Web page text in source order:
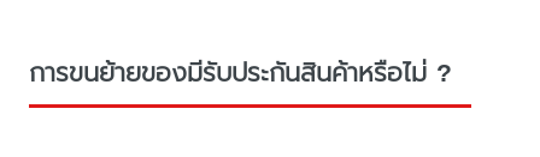
การขนย้ายของมีรับประกันสินค้าหรือไม่ ?